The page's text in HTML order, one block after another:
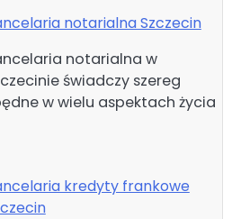
notarialna Szczecin
notarialna w
świadczy szereg
w wielu aspektach życia
kredyty frankowe